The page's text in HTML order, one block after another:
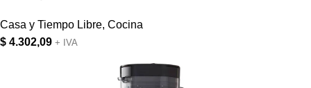
Casa y Tiempo Libre, Cocina
$ 4.302,09 + IVA